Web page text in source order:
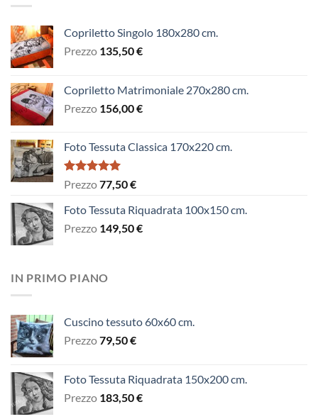
Copriletto Singolo 180x280 cm.
Prezzo 135,50€
Copriletto Matrimoniale 270x280 cm.
Prezzo 156,00€
Foto Tessuta Classica 170x220 cm.
Valutato
Prezzo77,50€
Foto Tessuta Riquadrata 100x150 cm.
Prezzo 149,50€
IN PRIMO PIANO
Cuscino tessuto 60x60 cm.
Prezzo79,50€
Foto Tessuta Riquadrata 150x200 cm.
Prezzo 183,50€